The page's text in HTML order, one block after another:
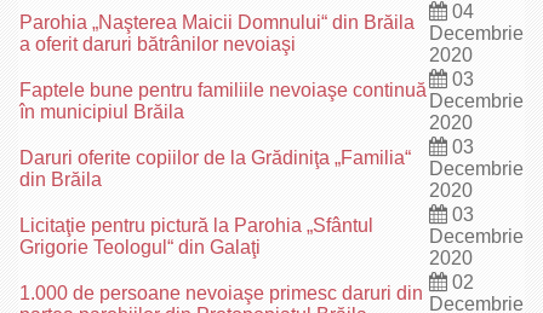
Parohia „Naşterea Maicii Domnului“ din Brăila
a oferit daruri bătrânilor nevoiaşi
04
Decembrie
2020
Faptele bune pentru familiile nevoiaşe continuă
în municipiul Brăila
03
Decembrie
2020
Daruri oferite copiilor de la Grădiniţa „Familia“
din Brăila
03
Decembrie
2020
Licitaţie pentru pictură la Parohia „Sfântul
Grigorie Teologul“ din Galaţi
03
Decembrie
2020
1.000 de persoane nevoiaşe primesc daruri din
02
Decembrie